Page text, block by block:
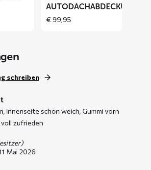
AUTODACHABDECKUNG
€99,95
schreiben
Innenseite schön weich, Gummi vorn
zufrieden
Mai 2026